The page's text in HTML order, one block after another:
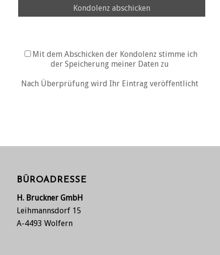
Kondolenz abschicken
Mit dem Abschicken der Kondolenz stimme ich
der Speicherung meiner Daten zu
Nach Überprüfung wird Ihr Eintrag veröffentlicht
BÜROADRESSE
H. Bruckner GmbH
Leihmannsdorf 15
A-4493 Wolfern